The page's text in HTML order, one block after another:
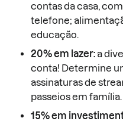
contas da casa,
telefone;
educação.
20% em lazer:a
conta! Determine
assinaturas de
passeios em família.
15% em